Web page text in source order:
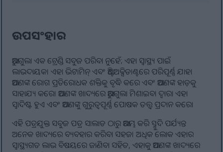
ଉପସଂହାର
ଆରୁଗୁଲା ଏକ ଟ୍ରେଣ୍ଡି ସବୁଜ ପରିବା ନୁହେଁ; ଏହା ସ୍ୱାସ୍ଥ୍ୟ ପାଇଁ
ଲାଭଦାୟକ। ଏହା ଭିଟାମିନ୍ ଏବଂ ଆଣ୍ଟିଅକ୍ସିଡାଣ୍ଟରେ ପରିପୂର୍ଣ୍ଣ ଯାହା
ଆପଣଙ୍କ ରୋଗ ପ୍ରତିରୋଧକ ଶକ୍ତିକୁ ବୃଦ୍ଧି କରେ ଏବଂ ଆପଣଙ୍କ ହାଡ଼କୁ
ସାହାଯ୍ୟ କରେ। ଆପଣଙ୍କ ଖାଦ୍ୟରେ ଆରୁଗୁଲା ମିଶାଇବା ଦ୍ୱାରା ଏହା
ସ୍ୱାଦିଷ୍ଟ ହୁଏ ଏବଂ ଆପଣଙ୍କୁ ଗୁରୁତ୍ୱପୂର୍ଣ୍ଣ ପୋଷକ ତତ୍ତ୍ୱ ପ୍ରଦାନ କରେ।
ଏହି ପତ୍ରଯୁକ୍ତ ସବୁଜ ପତ୍ର ସାଲାଡ ଠାରୁ ଆରମ୍ଭ କରି ସ୍ମୁଦି ପର୍ଯ୍ୟନ୍ତ
ଅନେକ ଖାଦ୍ୟରେ ବ୍ୟବହାର କରିବା ସହଜ। ଅଧିକ ଲୋକ ଏହାର
ସ୍ୱାସ୍ଥ୍ୟଗତ ଲାଭ ବିଷୟରେ ଜାଣିବା ସହିତ, ଏହାକୁ ଆପଣଙ୍କ ଖାଦ୍ୟରେ